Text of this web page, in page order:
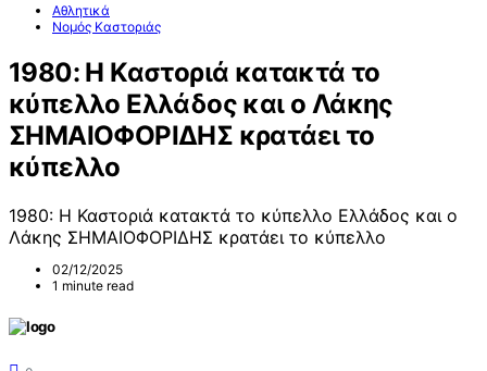
Αθλητικά
Νομός Καστοριάς
1980: Η Καστοριά κατακτά το
κύπελλο Ελλάδος και ο Λάκης
ΣΗΜΑΙΟΦΟΡΙΔΗΣ κρατάει το
κύπελλο
1980: Η Καστοριά κατακτά το κύπελλο Ελλάδος και ο
Λάκης ΣΗΜΑΙΟΦΟΡΙΔΗΣ κρατάει το κύπελλο
02/12/2025
1 minute read